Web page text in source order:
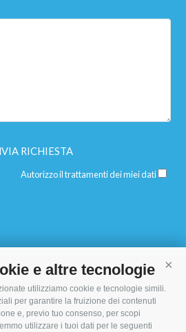
e altre tecnologie
utilizziamo cookie e tecnologie simili.
per garantire la fruizione dei contenuti
e, previo tuo consenso, per scopi
utilizzare i tuoi dati per le seguenti
Autorizzo il trattamenti dei miei dati
EQUIPMENT SRL